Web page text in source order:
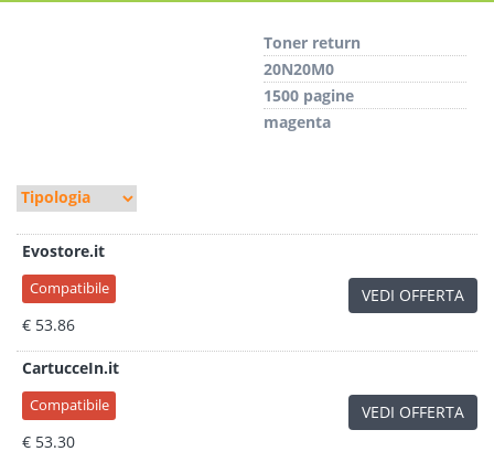
Toner return
20N20M0
1500 pagine
magenta
Evostore.it
Compatibile
€ 53.86
VEDI OFFERTA
CartucceIn.it
Compatibile
€ 53.30
VEDI OFFERTA